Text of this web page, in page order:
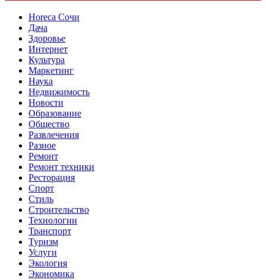
Horeca Сочи
Дача
Здоровье
Интернет
Культура
Маркетинг
Наука
Недвижимость
Новости
Образование
Общество
Развлечения
Разное
Ремонт
Ремонт техники
Ресторация
Спорт
Стиль
Строительство
Технологии
Транспорт
Туризм
Услуги
Экология
Экономика